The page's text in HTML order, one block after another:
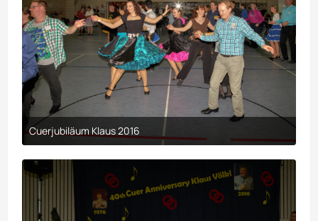
Cuerjubiläum Klaus 2016
9. April 2017 um 00:29